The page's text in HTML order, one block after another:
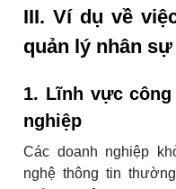
III. Ví dụ về
quản lý nhân
1. Lĩnh vực
nghiệp
Các doanh nghiệp
nghệ thông tin